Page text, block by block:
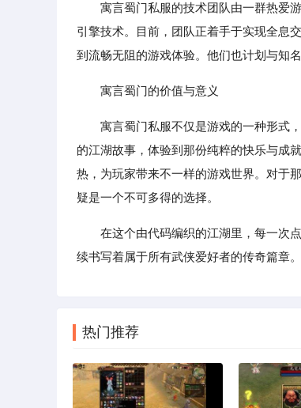
寓言蜀门私服的技术团队由一群热爱
引擎技术。目前，团队正着手于实现全息
到流畅无阻的游戏体验。他们也计划与知
寓言蜀门的价值与意义
寓言蜀门私服不仅是游戏的一种形式
的江湖故事，体验到那份纯粹的快乐与成
热，为玩家带来不一样的游戏世界。对于
疑是一个不可多得的选择。
在这个由代码编织的江湖里，每一次
续书写着属于所有武侠爱好者的传奇篇章。
热门推荐